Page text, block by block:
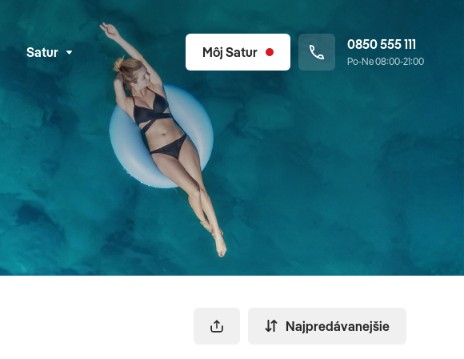
Satur Môj Satur 0850 555 111
Po-Ne 08:00-21:00
Najpredávanejšie